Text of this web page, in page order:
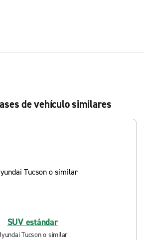
de vehículo similares
SUV estándar
Tucson o similar